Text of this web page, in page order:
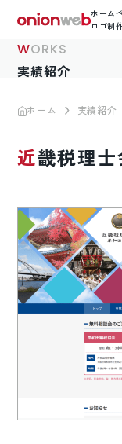
ホーム
ロゴ制
コーポレート
ECサイト（通
LP（ランディ
求人・採用サ
各種印刷物デザ
ロゴマーク制作
ブランディング
WORKS
実績紹介
ホーム 実績紹介
近畿税理